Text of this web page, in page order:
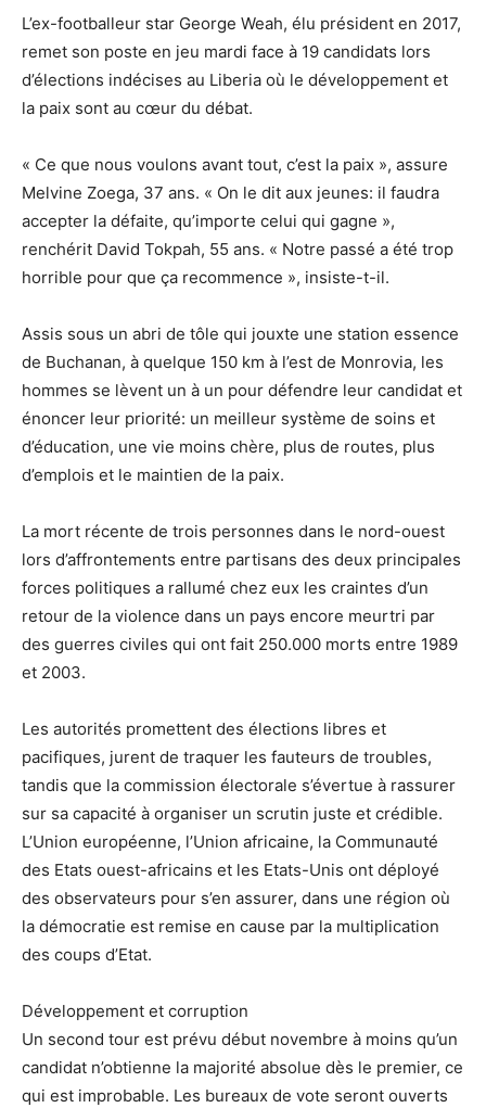
L’ex-footballeur star George Weah, élu président en 2017,
remet son poste en jeu mardi face à 19 candidats lors
d’élections indécises au Liberia où le développement et
la paix sont au cœur du débat.
« Ce que nous voulons avant tout, c’est la paix », assure
Melvine Zoega, 37 ans. « On le dit aux jeunes: il faudra
accepter la défaite, qu’importe celui qui gagne »,
renchérit David Tokpah, 55 ans. « Notre passé a été trop
horrible pour que ça recommence », insiste-t-il.
Assis sous un abri de tôle qui jouxte une station essence
de Buchanan, à quelque 150 km à l’est de Monrovia, les
hommes se lèvent un à un pour défendre leur candidat et
énoncer leur priorité: un meilleur système de soins et
d’éducation, une vie moins chère, plus de routes, plus
d’emplois et le maintien de la paix.
La mort récente de trois personnes dans le nord-ouest
lors d’affrontements entre partisans des deux principales
forces politiques a rallumé chez eux les craintes d’un
retour de la violence dans un pays encore meurtri par
des guerres civiles qui ont fait 250.000 morts entre 1989
et 2003.
Les autorités promettent des élections libres et
pacifiques, jurent de traquer les fauteurs de troubles,
tandis que la commission électorale s’évertue à rassurer
sur sa capacité à organiser un scrutin juste et crédible.
L’Union européenne, l’Union africaine, la Communauté
des Etats ouest-africains et les Etats-Unis ont déployé
des observateurs pour s’en assurer, dans une région où
la démocratie est remise en cause par la multiplication
des coups d’Etat.
Développement et corruption
Un second tour est prévu début novembre à moins qu’un
candidat n’obtienne la majorité absolue dès le premier, ce
qui est improbable. Les bureaux de vote seront ouverts